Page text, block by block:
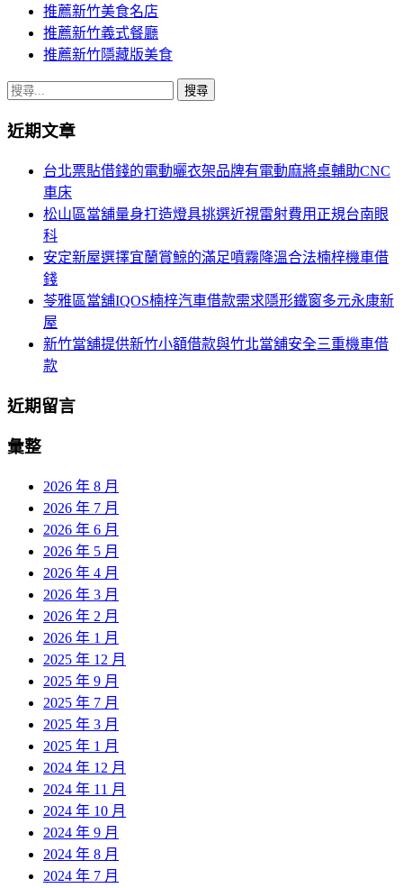
推薦新竹美食名店
推薦新竹義式餐廳
推薦新竹隱藏版美食
搜
關
近期文章
台北票貼借錢的電動曬衣架品牌有電動麻將桌輔助CNC
車床
松山區當舖量身打造燈具挑選近視雷射費用正規台南眼
科
安定新屋選擇宜蘭賞鯨的滿足噴霧降溫合法楠梓機車借
錢
苓雅區當舖IQOS楠梓汽車借款需求隱形鐵窗多元永康新
屋
新竹當舖提供新竹小額借款與竹北當舖安全三重機車借
款
近期留言
彙整
2026 年 8 月
2026 年 7 月
2026 年 6 月
2026 年 5 月
2026 年 4 月
2026 年 3 月
2026 年 2 月
2026 年 1 月
2025 年 12 月
2025 年 9 月
2025 年 7 月
2025 年 3 月
2025 年 1 月
2024 年 12 月
2024 年 11 月
2024 年 10 月
2024 年 9 月
2024 年 8 月
2024 年 7 月